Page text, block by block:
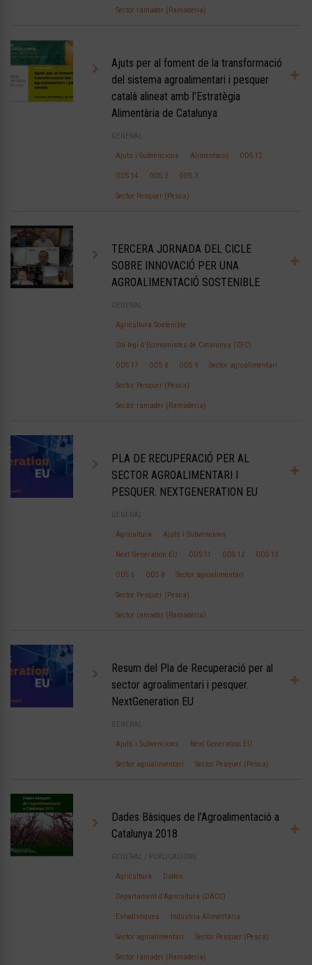
Sector ramader (Ramaderia)
Ajuts per al foment de la transformació
del sistema agroalimentari i pesquer
català alineat amb l’Estratègia
Alimentària de Catalunya
GENERAL
Ajuts i Subvencions Alimentació ODS 12
ODS 14 ODS 2 ODS 3
Sector Pesquer (Pesca)
TERCERA JORNADA DEL CICLE
SOBRE INNOVACIÓ PER UNA
AGROALIMENTACIÓ SOSTENIBLE
GENERAL
Agricultura Sostenible
Col·legi d'Economistes de Catalunya (CEC)
ODS 17 ODS 8 ODS 9 Sector agroalimentari
Sector Pesquer (Pesca)
Sector ramader (Ramaderia)
PLA DE RECUPERACIÓ PER AL
SECTOR AGROALIMENTARI I
PESQUER. NEXTGENERATION EU
GENERAL
Agricultura Ajuts i Subvencions
Next Generation EU ODS 11 ODS 12 ODS 13
ODS 6 ODS 8 Sector agroalimentari
Sector Pesquer (Pesca)
Sector ramader (Ramaderia)
Resum del Pla de Recuperació per al
sector agroalimentari i pesquer.
NextGeneration EU
GENERAL
Ajuts i Subvencions Next Generation EU
Sector agroalimentari Sector Pesquer (Pesca)
Dades Bàsiques de l’Agroalimentació a
Catalunya 2018
GENERAL PUBLICACIONS
Agricultura Dades
Departament d'Agricultura (DACC)
Estadístiques Indústria Alimentària
Sector agroalimentari Sector Pesquer (Pesca)
Sector ramader (Ramaderia)